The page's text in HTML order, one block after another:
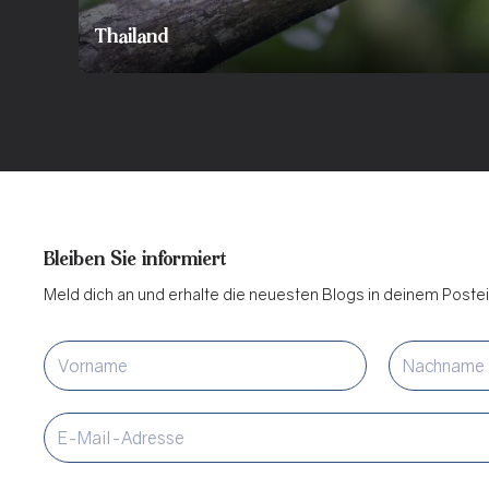
Thailand
Bleiben Sie informiert
Meld dich an und erhalte die neuesten Blogs in deinem